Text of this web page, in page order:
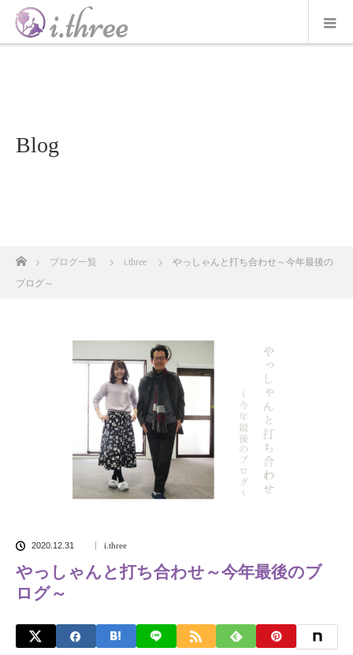
Blog
ホームブログ一覧 i.three
やっしゃんと打ち合わせ～今年最後の
ブログ～
2020.12.31 i.three
やっしゃんと打ち合わせ～今年最後のブ
ログ～